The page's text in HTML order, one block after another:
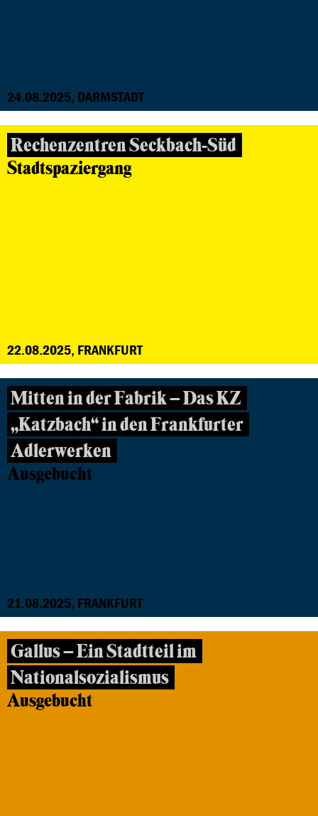
24.08.2025, DARMSTADT
Rechenzentren Seckbach-Süd
Stadtspaziergang
22.08.2025, FRANKFURT
Mitten in der Fabrik – Das KZ
„Katzbach“ in den Frankfurter
Adlerwerken
Ausgebucht
21.08.2025, FRANKFURT
Gallus – Ein Stadtteil im
Nationalsozialismus
Ausgebucht